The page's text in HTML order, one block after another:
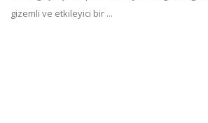
gizemli ve etkileyici bir ...